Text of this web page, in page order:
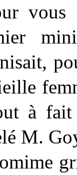
à fait
M.